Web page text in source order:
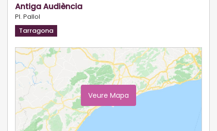
Antiga Audiència
Pl. Pallol
Tarragona
Veure Mapa